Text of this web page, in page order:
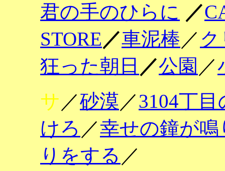
君の手のひらに ／
STORE／車泥棒／
狂った朝日 ／公園 ／
サ ／砂漠／3104丁
けろ ／幸せの鐘が
りをする ／